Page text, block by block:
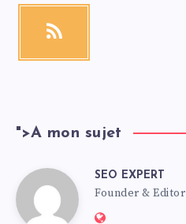
">A mon sujet
SEO EXPERT
Founder & Editor